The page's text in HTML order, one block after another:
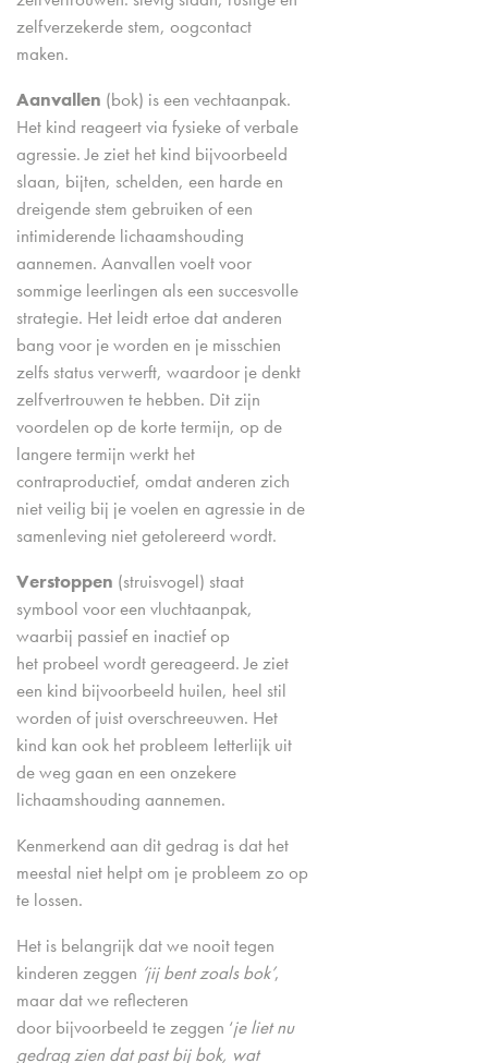
zelfverzekerde stem, oogcontact
maken.
Aanvallen (bok) is een vechtaanpak.
Het kind reageert via fysieke of verbale
agressie. Je ziet het kind bijvoorbeeld
slaan, bijten, schelden, een harde en
dreigende stem gebruiken of een
intimiderende lichaamshouding
aannemen. Aanvallen voelt voor
sommige leerlingen als een succesvolle
strategie. Het leidt ertoe dat anderen
bang voor je worden en je misschien
zelfs status verwerft, waardoor je denkt
zelfvertrouwen te hebben. Dit zijn
voordelen op de korte termijn, op de
langere termijn werkt het
contraproductief, omdat anderen zich
niet veilig bij je voelen en agressie in de
samenleving niet getolereerd wordt.
Verstoppen (struisvogel) staat
symbool voor een vluchtaanpak,
waarbij passief en inactief op
het probeel wordt gereageerd. Je ziet
een kind bijvoorbeeld huilen, heel stil
worden of juist overschreeuwen. Het
kind kan ook het probleem letterlijk uit
de weg gaan en een onzekere
lichaamshouding aannemen.
Kenmerkend aan dit gedrag is dat het
meestal niet helpt om je probleem zo op
te lossen.
Het is belangrijk dat we nooit tegen
kinderen zeggen ‘jij bent zoals bok’,
maar dat we reflecteren
door bijvoorbeeld te zeggen ‘je liet nu
gedrag zien dat past bij bok, wat